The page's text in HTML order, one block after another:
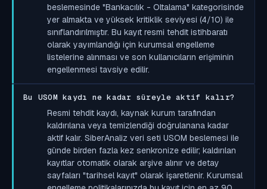
beslemesinde "Bankacılık - Oltalama" kategorisinde
yer almakta ve yüksek kritiklik seviyesi (4/10) ile
sınıflandırılmıştır. Bu kayıt resmi tehdit istihbaratı
olarak yayımlandığı için kurumsal engelleme
listelerine alınması ve son kullanıcıların erişiminin
engellenmesi tavsiye edilir.
Bu USOM kaydı ne kadar süreyle aktif kalır?
Resmi tehdit kaydı, kaynak kurum tarafından
kaldırılana veya temizlendiği doğrulanana kadar
aktif kalır. SiberAnaliz veri seti USOM beslemesi ile
günde birden fazla kez senkronize edilir; kaldırılan
kayıtlar otomatik olarak arşive alınır ve detay
sayfaları "tarihsel kayıt" olarak işaretlenir. Kurumsal